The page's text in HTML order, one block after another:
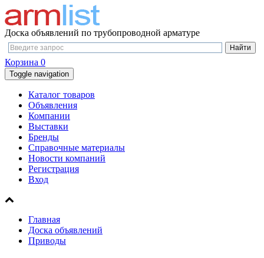
Доска объявлений по трубопроводной арматуре
Корзина 0
Toggle navigation
Каталог товаров
Объявления
Компании
Выставки
Бренды
Справочные материалы
Новости компаний
Регистрация
Вход
Главная
Доска объявлений
Приводы